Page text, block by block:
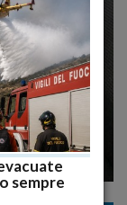
sempre